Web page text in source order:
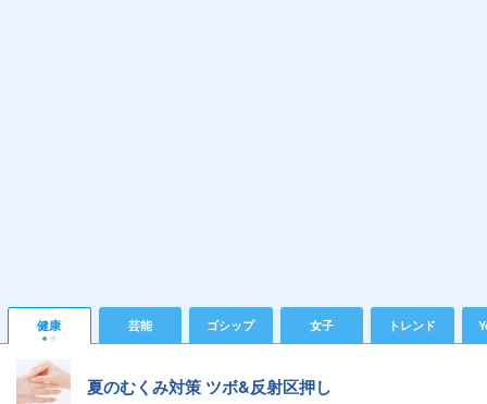
健康 芸能 ゴシップ 女子 トレンド
夏のむくみ対策 ツボ&反射区押し